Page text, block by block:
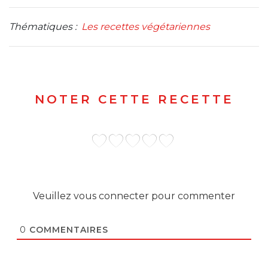
Thématiques : Les recettes végétariennes
NOTER CETTE RECETTE
Veuillez vous connecter pour commenter
0 COMMENTAIRES